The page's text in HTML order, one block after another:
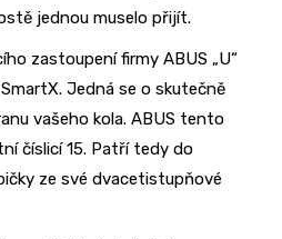
jednou muselo přijít.
zastoupení firmy ABUS „U“
Jedná se o skutečně
vašeho kola. ABUS tento
číslicí 15. Patří tedy do
ze své dvacetistupňové